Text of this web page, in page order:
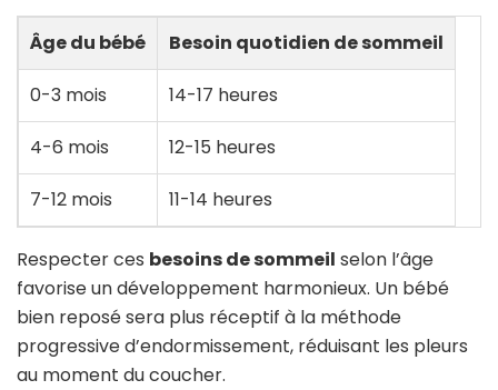
Âge du bébé Besoin quotidien de sommeil
0-3 mois 14-17 heures
4-6 mois 12-15 heures
7-12 mois 11-14 heures
Respecter ces besoins de sommeil selon l’âge
favorise un développement harmonieux. Un bébé
bien reposé sera plus réceptif à la méthode
progressive d’endormissement, réduisant les pleurs
au moment du coucher.